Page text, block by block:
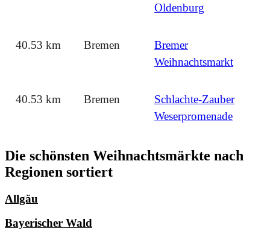
Oldenburg
40.53 km Bremen
Bremer
Weihnachtsmarkt
40.53 km Bremen
Schlachte-Zauber
Weserpromenade
Die schönsten Weihnachtsmärkte nach
Regionen sortiert
Allgäu
Bayerischer Wald